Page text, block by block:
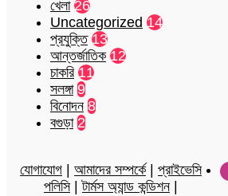
খেলা 26
Uncategorized 14
প্রযুক্তি 13
আন্তর্জাতিক 12
চাকরি 11
সলঙ্গা 9
বিনোদন 8
বগুড়া 2
যোগাযোগ আমাদের সম্পর্কে| প্রাইভেসি
পলিসি|টার্মস অ্যান্ড কন্ডিশন